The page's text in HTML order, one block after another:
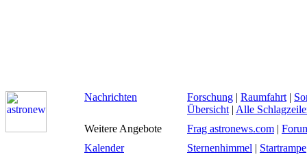
Nachrichten Forschung | Raumfahrt |
Übersicht | Alle
Weitere Angebote
Frag astronews.com |
Kalender
Sternenhimmel | Startrampe